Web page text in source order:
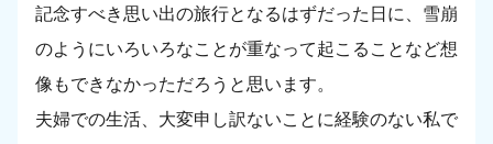
記念すべき思い出の旅行となるはずだった日に、雪崩
のようにいろいろなことが重なって起こることなど想
像もできなかっただろうと思います。
夫婦での生活、大変申し訳ないことに経験のない私で